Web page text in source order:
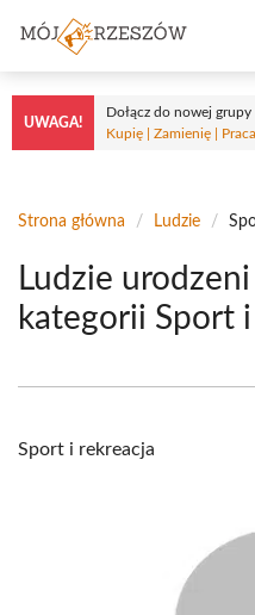
treści
UWAGA!
Dołącz do nowej grupy
Kupię | Zamienię | Praca
Strona główna / Ludzie /
Ludzie
kategorii Sport
Sport i rekreacja